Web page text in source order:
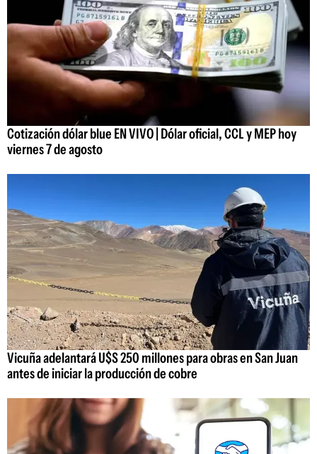
Cotización dólar blue EN VIVO | Dólar oficial, CCL y MEP hoy
viernes 7 de agosto
Vicuña adelantará U$S 250 millones para obras en San Juan
antes de iniciar la producción de cobre